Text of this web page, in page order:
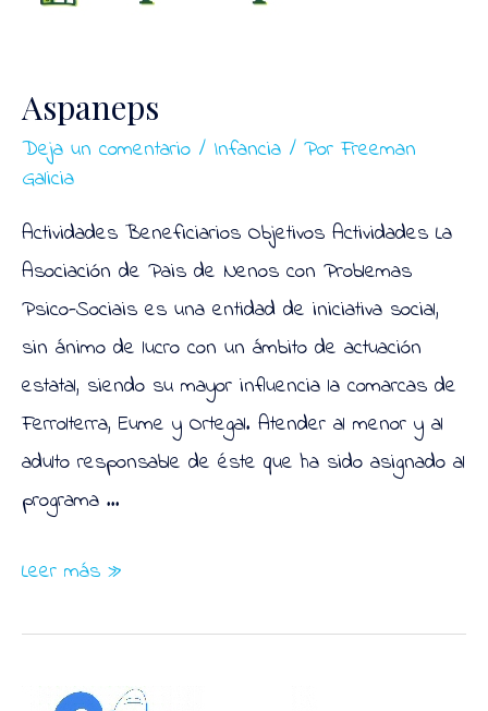
Aspaneps
Deja un comentario / Infancia / Por Freeman
Galicia
Actividades Beneficiarios Objetivos Actividades La
Asociación de Pais de Nenos con Problemas
Psico-Sociais es una entidad de iniciativa social,
sin ánimo de lucro con un ámbito de actuación
estatal, siendo su mayor influencia la comarcas de
Ferrolterra, Eume y Ortegal. Atender al menor y al
adulto responsable de éste que ha sido asignado al
programa …
Aspaneps
Leer más »